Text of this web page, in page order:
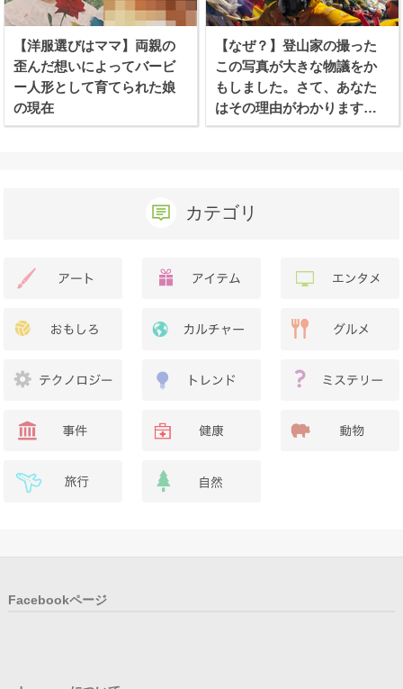
【洋服選びはママ】両親の
歪んだ想いによってバービ
ー人形として育てられた娘
の現在
【なぜ？】登山家の撮った
この写真が大きな物議をか
もしました。さて、あなた
はその理由がわかります
か？
カテゴリ
Facebookページ